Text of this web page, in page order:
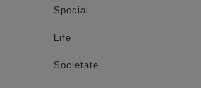
Special
Life
Societate